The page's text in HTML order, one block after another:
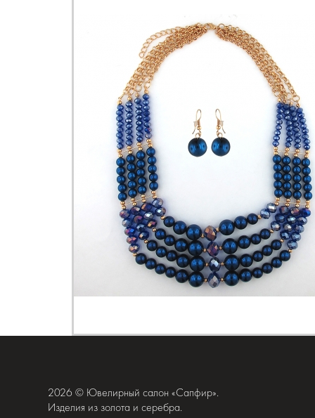
2026 © Ювелирный салон «Сапфир».
Изделия из золота и серебра.